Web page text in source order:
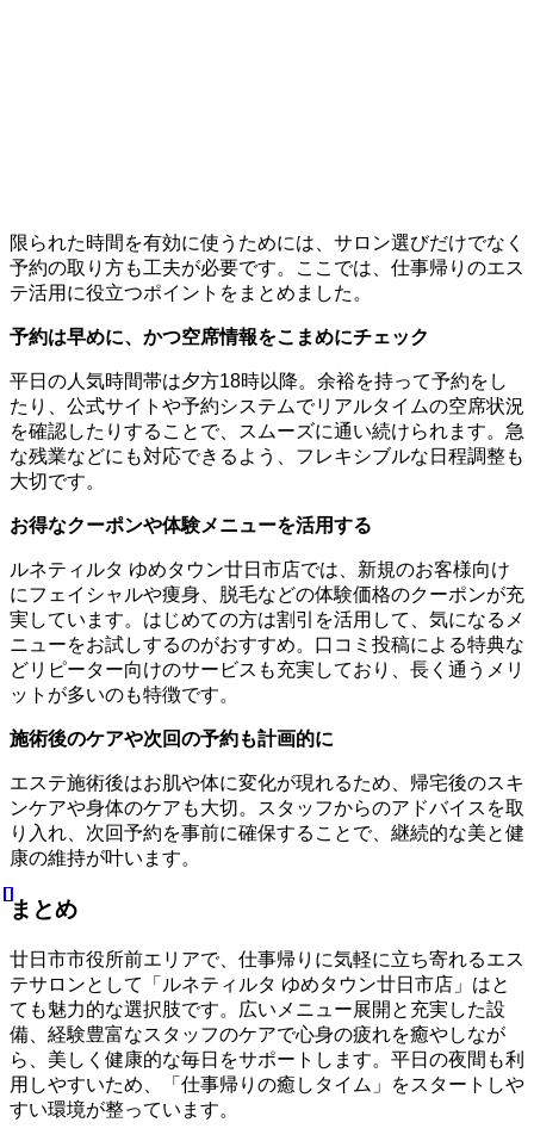
限られた時間を有効に使うためには、サロン選びだけでなく
予約の取り方も工夫が必要です。ここでは、仕事帰りのエス
テ活用に役立つポイントをまとめました。
予約は早めに、かつ空席情報をこまめにチェック
平日の人気時間帯は夕方18時以降。余裕を持って予約をし
たり、公式サイトや予約システムでリアルタイムの空席状況
を確認したりすることで、スムーズに通い続けられます。急
な残業などにも対応できるよう、フレキシブルな日程調整も
大切です。
お得なクーポンや体験メニューを活用する
ルネティルタ ゆめタウン廿日市店では、新規のお客様向け
にフェイシャルや痩身、脱毛などの体験価格のクーポンが充
実しています。はじめての方は割引を活用して、気になるメ
ニューをお試しするのがおすすめ。口コミ投稿による特典な
どリピーター向けのサービスも充実しており、長く通うメリ
ットが多いのも特徴です。
施術後のケアや次回の予約も計画的に
エステ施術後はお肌や体に変化が現れるため、帰宅後のスキ
ンケアや身体のケアも大切。スタッフからのアドバイスを取
り入れ、次回予約を事前に確保することで、継続的な美と健
康の維持が叶います。
まとめ
廿日市市役所前エリアで、仕事帰りに気軽に立ち寄れるエス
テサロンとして「ルネティルタ ゆめタウン廿日市店」はと
ても魅力的な選択肢です。広いメニュー展開と充実した設
備、経験豊富なスタッフのケアで心身の疲れを癒やしなが
ら、美しく健康的な毎日をサポートします。平日の夜間も利
用しやすいため、「仕事帰りの癒しタイム」をスタートしや
すい環境が整っています。